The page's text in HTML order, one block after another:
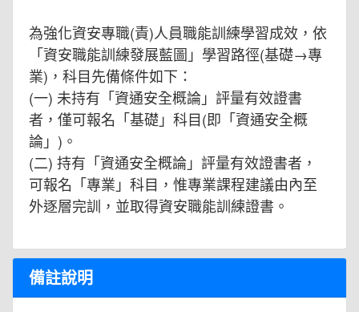
為強化資安專職(責)人員職能訓練學習成效，依
「資安職能訓練發展藍圖」學習路徑(基礎→專
業)，科目先備條件如下：
(一) 未持有「資通安全概論」評量有效證書
者，僅可報名「基礎」科目(即「資通安全概
論」)。
(二) 持有「資通安全概論」評量有效證書者，
可報名「專業」科目，惟專業課程建議由內至
外逐層完訓，並取得資安職能訓練證書。
備註說明